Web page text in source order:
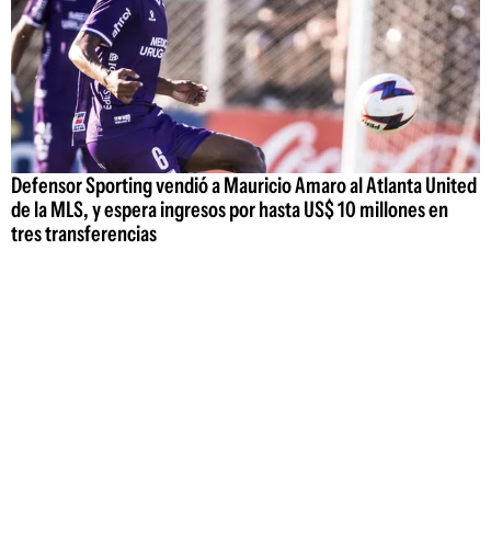
Defensor Sporting vendió a Mauricio Amaro al Atlanta United
de la MLS, y espera ingresos por hasta US$ 10 millones en
tres transferencias